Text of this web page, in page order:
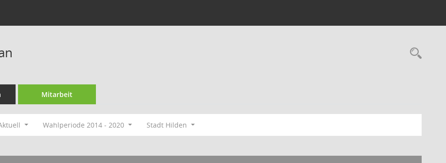
Mitarbeit
Wahlperiode 2014 - 2020 Stadt Hilden